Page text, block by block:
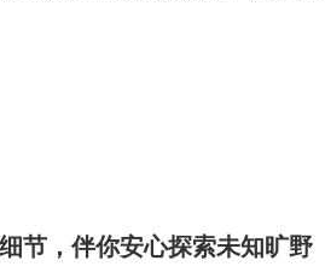
节，伴你安心探索未知旷野